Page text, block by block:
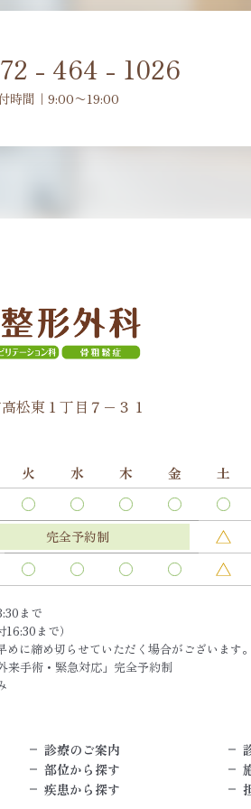
- 464 - 1026
時間｜9:00〜19:00
松東１丁目７−３１
火 水 木 金 土
完全予約制
まで
まで）
めに締め切らせていただく場合がございます。
来手術・緊急対応」完全予約制
診療のご案内
部位から探す
疾患から探す